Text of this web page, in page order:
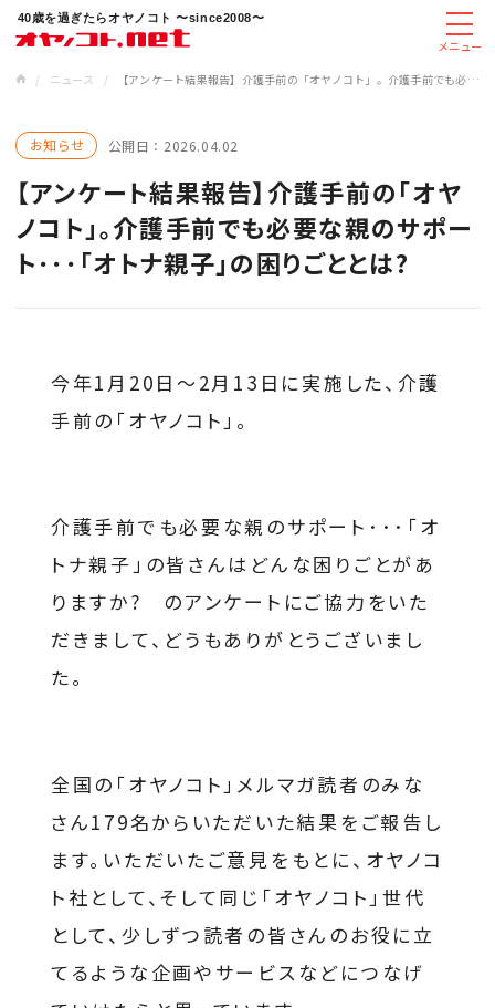
40歳を過ぎたらオヤノコト 〜since2008〜
メニュー
/
ニュース / 【アンケート結果報告】介護手前の「オヤノコト」。介護手前でも必要な親のサポート･･･「オトナ親子」の困りごととは?
お知らせ 公開日： 2026.04.02
【アンケート結果報告】介護手前の「オヤ
ノコト」。介護手前でも必要な親のサポー
ト･･･「オトナ親子」の困りごととは?
今年1月20日～2月13日に実施した、介護
手前の「オヤノコト」。
介護手前でも必要な親のサポート･･･「オ
トナ親子」の皆さんはどんな困りごとがあ
りますか? のアンケートにご協力をいた
だきまして、どうもありがとうございまし
た。
全国の「オヤノコト」メルマガ読者のみな
さん179名からいただいた結果をご報告し
ます。いただいたご意見をもとに、オヤノコ
ト社として、そして同じ「オヤノコト」世代
として、少しずつ読者の皆さんのお役に立
てるような企画やサービスなどにつなげ